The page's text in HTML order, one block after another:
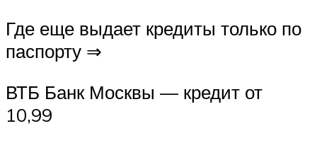
Где еще выдает кредиты только по
паспорту ⇒
ВТБ Банк Москвы — кредит от
10,99